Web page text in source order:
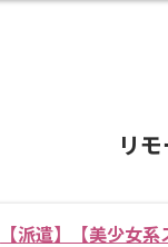
リ
【派遣】【美少女系